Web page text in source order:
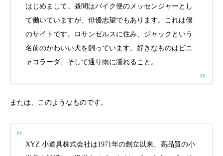
はじめまして。昼間はバイク便のメッセンジャーとし
て働いていますが、俳優志望でもあります。これは僕
のサイトです。ロサンゼルスに住み、ジャックという
名前のかわいい犬を飼っています。好きなものはピニ
ャコラーダ、そして通り雨に濡れること。
または、このようなものです。
XYZ 小道具株式会社は1971年の創立以来、高品質の小